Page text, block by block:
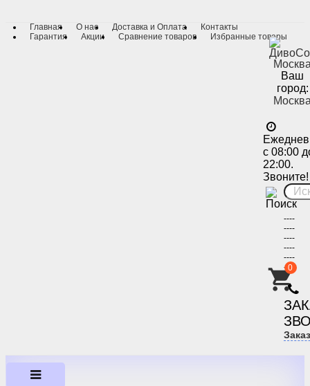
Главная О нас Доставка и Оплата
Контакты
Гарантия
Акции Сравнение товаров Избранные товары
Ваш
город:
с 08:00
22:00.
Звоните!
----
----
----
----
----
----
0